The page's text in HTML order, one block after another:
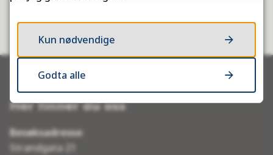
Ja
Her finner du oss
Besøksadresse
Strandgata 21
Kun nødvendige
Godta alle